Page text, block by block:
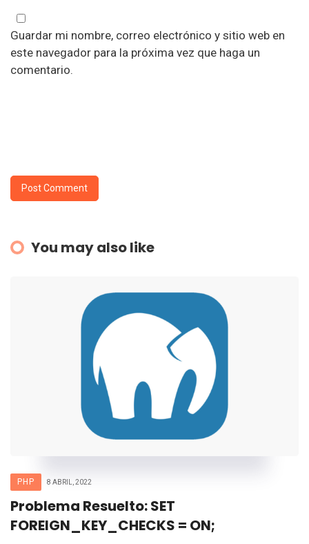
Guardar mi nombre, correo electrónico y sitio web en
este navegador para la próxima vez que haga un
comentario.
You may also like
PHP 8 ABRIL, 2022
Problema Resuelto: SET
FOREIGN_KEY_CHECKS = ON;